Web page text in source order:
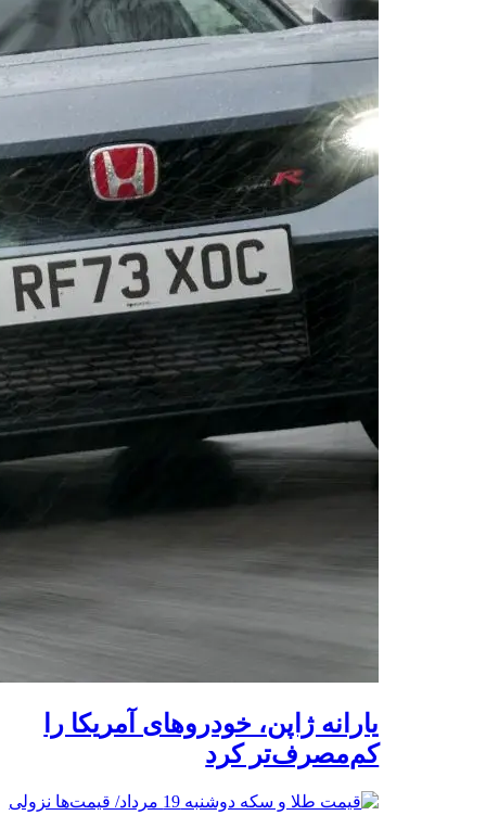
یارانه ژاپن، خودروهای آمریکا را
کم‌مصرف‌تر کرد